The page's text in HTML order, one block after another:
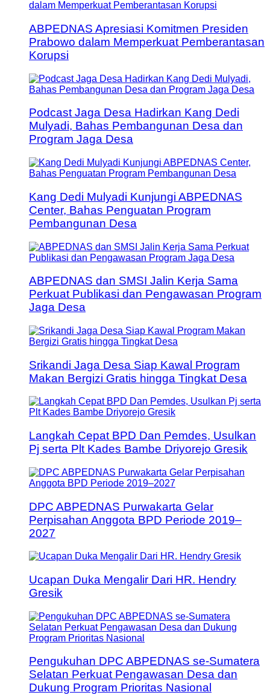
ABPEDNAS Apresiasi Komitmen Presiden
Prabowo dalam Memperkuat Pemberantasan
Korupsi
Podcast Jaga Desa Hadirkan Kang Dedi
Mulyadi, Bahas Pembangunan Desa dan
Program Jaga Desa
Kang Dedi Mulyadi Kunjungi ABPEDNAS
Center, Bahas Penguatan Program
Pembangunan Desa
ABPEDNAS dan SMSI Jalin Kerja Sama
Perkuat Publikasi dan Pengawasan Program
Jaga Desa
Srikandi Jaga Desa Siap Kawal Program
Makan Bergizi Gratis hingga Tingkat Desa
Langkah Cepat BPD Dan Pemdes, Usulkan
Pj serta Plt Kades Bambe Driyorejo Gresik
DPC ABPEDNAS Purwakarta Gelar
Perpisahan Anggota BPD Periode 2019–
2027
Ucapan Duka Mengalir Dari HR. Hendry
Gresik
Pengukuhan DPC ABPEDNAS se-Sumatera
Selatan Perkuat Pengawasan Desa dan
Dukung Program Prioritas Nasional